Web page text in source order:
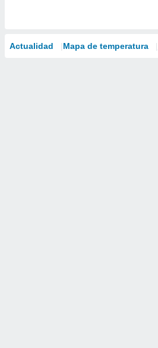
Actualidad Mapa de temperatura